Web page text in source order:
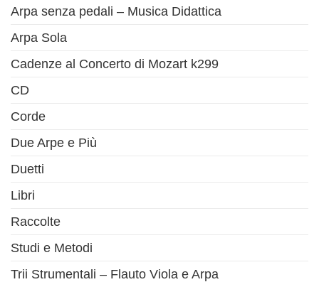
Arpa senza pedali – Musica Didattica
Arpa Sola
Cadenze al Concerto di Mozart k299
CD
Corde
Due Arpe e Più
Duetti
Libri
Raccolte
Studi e Metodi
Trii Strumentali – Flauto Viola e Arpa